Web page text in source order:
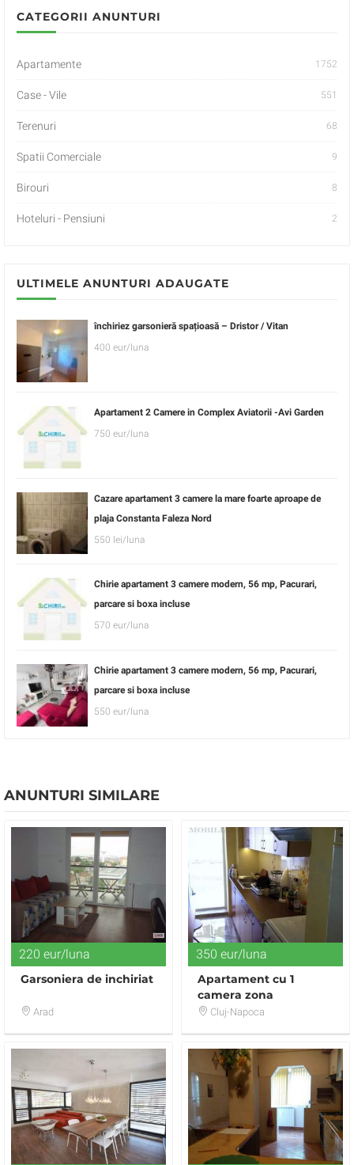
CATEGORII ANUNTURI
Apartamente 1752
Case - Vile 551
Terenuri 68
Spatii Comerciale 9
Birouri 8
Hoteluri - Pensiuni 2
ULTIMELE ANUNTURI ADAUGATE
închiriez garsonieră spațioasă – Dristor / Vitan
400 eur/luna
Apartament 2 Camere in Complex Aviatorii -Avi Garden
750 eur/luna
Cazare apartament 3 camere la mare foarte aproape de
plaja Constanta Faleza Nord
550 lei/luna
Chirie apartament 3 camere modern, 56 mp, Pacurari,
parcare si boxa incluse
570 eur/luna
Chirie apartament 3 camere modern, 56 mp, Pacurari,
parcare si boxa incluse
550 eur/luna
ANUNTURI SIMILARE
220 eur/luna
Garsoniera de inchiriat
Arad
350 eur/luna
Apartament cu 1
camera zona
Interservisan
Cluj-Napoca